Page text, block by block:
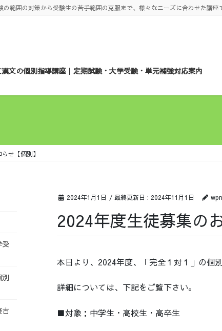
範囲の対策から受験生の苦手範囲の克服まで、様々なニーズに合わせた講座
漢文の個別指導講座｜定期試験・大学受験・単元補強対応案内
せ【個別】
2024年1月1日 / 最終更新日 : 2024年11月1日
2024年度生徒募集の
本日より、2024年度、「完全１対１」の個
詳細については、下記をご覧下さい。
■対象：中学生・高校生・高卒生
古